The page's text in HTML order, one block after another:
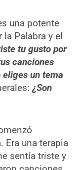
una potente
Palabra y el
tu gusto por
canciones
eliges un tema
¿Son
Era una terapia
sentía triste y